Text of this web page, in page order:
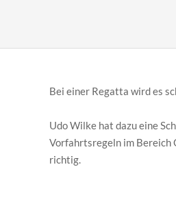
Bei einer Regatta wird es
Udo Wilke hat dazu eine
Vorfahrtsregeln im Bereich
richtig.